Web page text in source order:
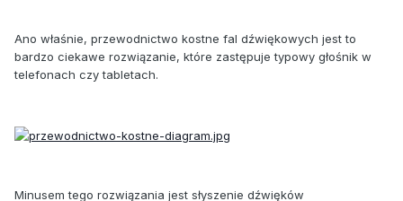
Ano właśnie, przewodnictwo kostne fal dźwiękowych jest to
bardzo ciekawe rozwiązanie, które zastępuje typowy głośnik w
telefonach czy tabletach.
Minusem tego rozwiązania jest słyszenie dźwięków